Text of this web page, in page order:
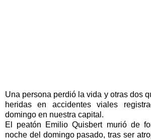
Una persona perdió la vida y otras dos
heridas en accidentes viales
domingo en nuestra capital.
El peatón Emilio Quisbert murió de
noche del domingo pasado, tras ser